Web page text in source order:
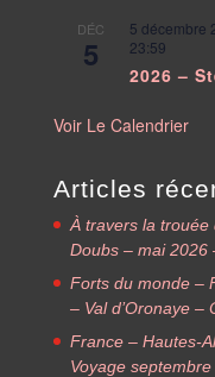
DÉC
5
5 décembre
23:59
2026 –
Voir Le Calendrier
Articles
À travers la trouée
Doubs – mai 2026
Forts du monde –
– Val d’Oronaye –
France – Hautes-
Voyage